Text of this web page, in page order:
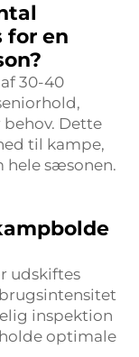
for en
30-40
Dette
til kampe,
sæsonen.
udskiftes
inspektion
optimale